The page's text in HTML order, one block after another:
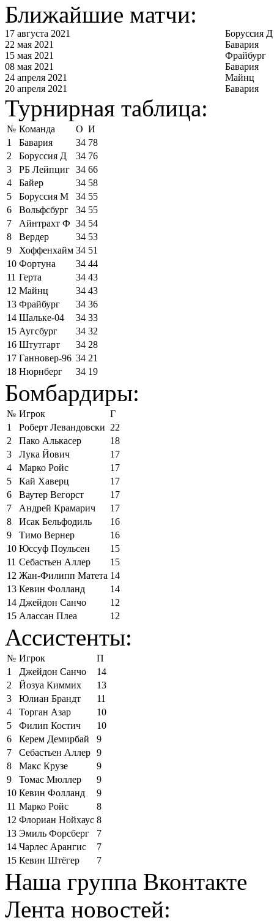
Ближайшие матчи:
17 августа 2021
Боруссия Д
22 мая 2021
Бавария
15 мая 2021
Фрайбург
08 мая 2021
Бавария
24 апреля 2021
Майнц
20 апреля 2021
Бавария
Турнирная таблица:
№ Команда О И
1
Бавария 34 78
2
Боруссия Д 34 76
3
РБ Лейпциг 34 66
4
Байер 34 58
5
Боруссия М 34 55
6
Вольфсбург 34 55
7
Айнтрахт Ф 34 54
8
Вердер 34 53
9
Хоффенхайм 34 51
10 Фортуна 34 44
11 Герта 34 43
12 Майнц 34 43
13 Фрайбург 34 36
14 Шальке-04 34 33
15 Аугсбург 34 32
16 Штутгарт 34 28
17 Ганновер-96 34 21
18 Нюрнберг 34 19
Бомбардиры:
№ Игрок
Г
1
Роберт Левандовски 22
2
Пако Алькасер
18
3
Лука Йович
17
4
Марко Ройс
17
5
Кай Хаверц
17
6
Ваутер Вегорст
17
7
Андрей Крамарич
17
8
Исак Бельфодиль
16
9
Тимо Вернер
16
10 Юссуф Поульсен
15
11 Себастьен Аллер
15
12 Жан-Филипп Матета 14
13 Кевин Фолланд
14
14 Джейдон Санчо
12
15 Алассан Плеа 12
Ассистенты:
№ Игрок
П
1
Джейдон Санчо
14
2
Йозуа Киммих
13
3
Юлиан Брандт
11
4
Торган Азар
10
5
Филип Костич
10
6
Керем Демирбай
9
7
Себастьен Аллер 9
8
Макс Крузе
9
9
Томас Мюллер
9
10 Кевин Фолланд
9
11 Марко Ройс
8
12 Флориан Нойхаус 8
13 Эмиль Форсберг
7
14 Чарлес Арангис
7
15 Кевин Штёгер 7
Наша группа Вконтакте
Лента новостей: